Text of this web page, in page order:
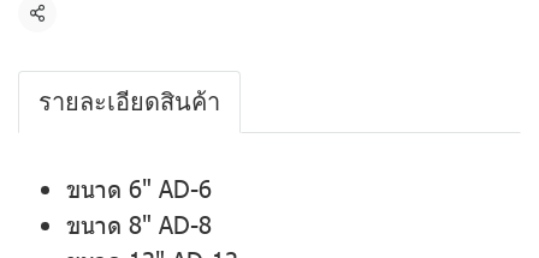
แชร์
รายละเอียดสินค้า
ขนาด 6" AD-6
ขนาด 8" AD-8